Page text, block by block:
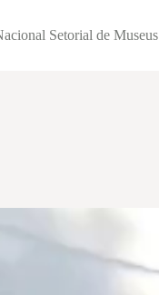
Setorial de Museus